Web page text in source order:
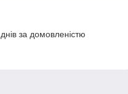
за домовленістю